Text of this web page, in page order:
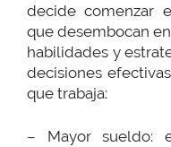
decide comenzar
que desembocan
habilidades y
decisiones
que trabaja:
– Mayor sueldo: